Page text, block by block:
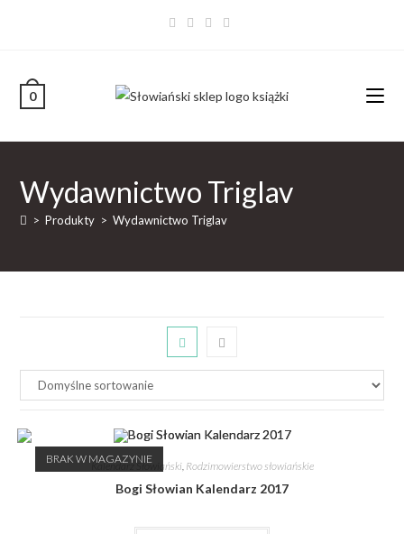
0
Wydawnictwo Triglav
> Produkty > Wydawnictwo Triglav
BRAK W MAGAZYNIE
Kalendarz Słowiański, Rodzimowierstwo słowiańskie
Bogi Słowian Kalendarz 2017